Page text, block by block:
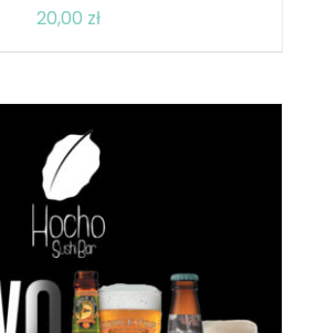
20,00 zł
KOSZYKA / SZCZEGÓŁY